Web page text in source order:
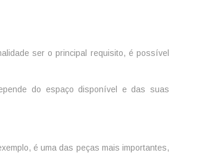
ser o principal requisito, é possível
do espaço disponível e das suas
é uma das peças mais importantes,